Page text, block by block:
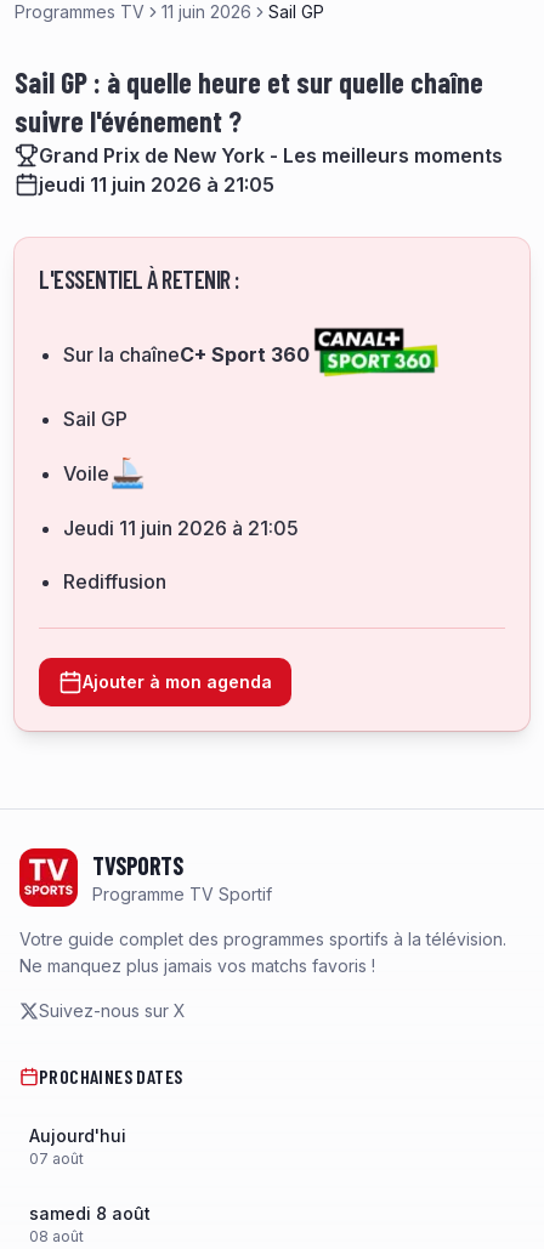
Programmes TV 11 juin 2026 Sail GP
Sail GP : à quelle heure et sur quelle chaîne
suivre l'événement ?
Grand Prix de New York - Les meilleurs moments
jeudi 11 juin 2026 à 21:05
L'ESSENTIEL À RETENIR :
Sur la chaîneC+ Sport 360
Sail GP
Voile
jeudi 11 juin 2026 à 21:05
Rediffusion
Ajouter à mon agenda
TVSPORTS
Programme TV Sportif
Votre guide complet des programmes sportifs à la télévision.
Ne manquez plus jamais vos matchs favoris !
Suivez-nous sur X
PROCHAINES DATES
Aujourd'hui
07 août
samedi 8 août
08 août